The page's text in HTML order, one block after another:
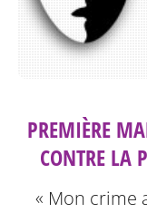
PREMIÈRE
CONTRE LA
« Mon crime